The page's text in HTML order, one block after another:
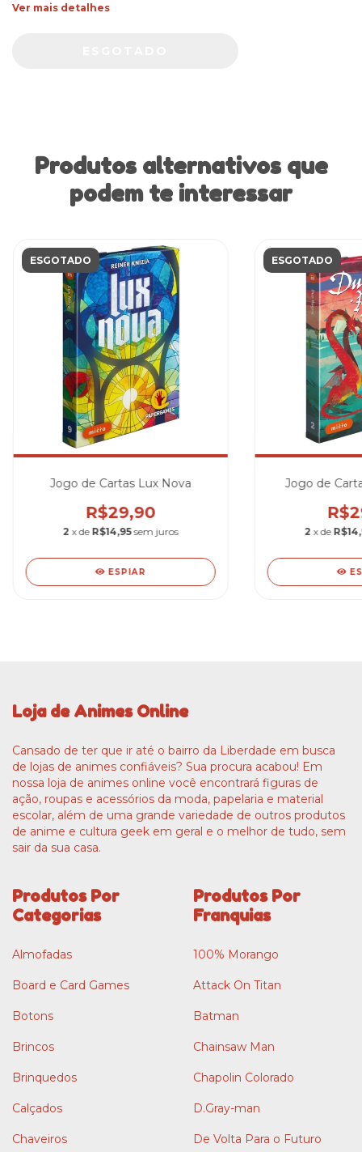
Ver mais detalhes
Produtos alternativos que
podem te interessar
ESGOTADO
Jogo de Cartas Lux Nova
R$29,90
2 x de R$14,95 sem juros
ESPIAR
ESGOTADO
Jogo de
2 x de
Loja de Animes Online
Cansado de ter que ir até o bairro da Liberdade em busca
de lojas de animes confiáveis? Sua procura acabou! Em
nossa loja de animes online você encontrará figuras de
ação, roupas e acessórios da moda, papelaria e material
escolar, além de uma grande variedade de outros produtos
de anime e cultura geek em geral e o melhor de tudo, sem
sair da sua casa.
Produtos Por
Categorias
Almofadas
Board e Card Games
Botons
Brincos
Brinquedos
Calçados
Chaveiros
Produtos Por
Franquias
100% Morango
Attack On Titan
Batman
Chainsaw Man
Chapolin Colorado
D.Gray-man
De Volta Para o Futuro